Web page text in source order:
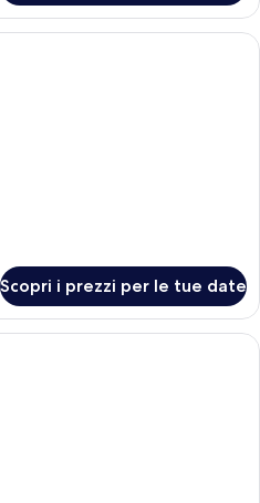
Una camera d'albergo con una
Scopri i prezzi per le tue date
Una camera d'albergo con un letto,